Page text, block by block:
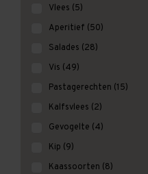
Vlees (5)
Aperitief (50)
Salades (28)
Vis (49)
Pastagerechten (15)
Kalfsvlees (2)
Gevogelte (4)
Kip (9)
Kaassoorten (8)